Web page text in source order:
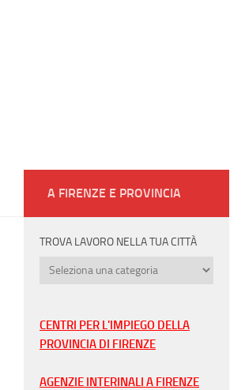
A FIRENZE E PROVINCIA
TROVA LAVORO NELLA TUA CITTÀ
Trova
tua
città
CENTRI PER L'IMPIEGO DELLA
PROVINCIA DI FIRENZE
AGENZIE INTERINALI A FIRENZE